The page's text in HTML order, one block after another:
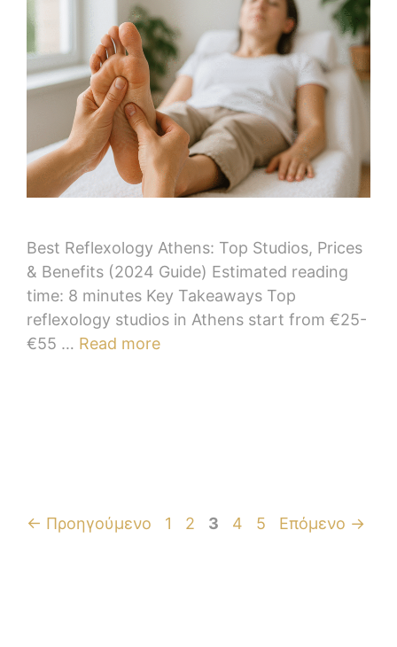
Best Reflexology Athens: Top Studios, Prices
& Benefits (2024 Guide) Estimated reading
time: 8 minutes Key Takeaways Top
reflexology studios in Athens start from €25-
€55 … Read more
← Προηγούμενο 1 2 3 4 5 Επόμενο →